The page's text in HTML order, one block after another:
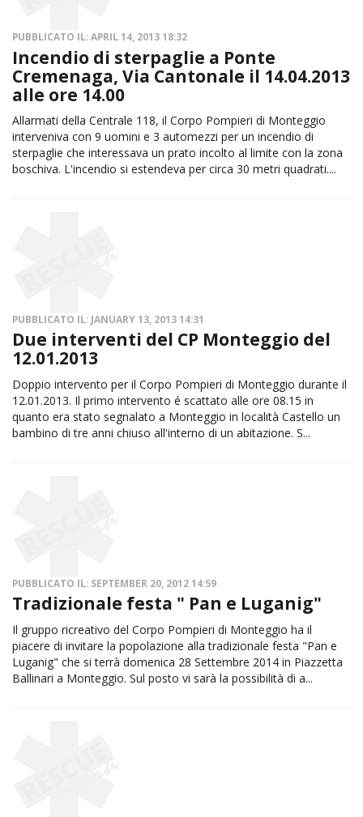
PUBBLICATO IL: APRIL 14, 2013 18:32
Incendio di sterpaglie a Ponte
Cremenaga, Via Cantonale il 14.04.2013
alle ore 14.00
Allarmati della Centrale 118, il Corpo Pompieri di Monteggio
interveniva con 9 uomini e 3 automezzi per un incendio di
sterpaglie che interessava un prato incolto al limite con la zona
boschiva. L'incendio si estendeva per circa 30 metri quadrati....
PUBBLICATO IL: JANUARY 13, 2013 14:31
Due interventi del CP Monteggio del
12.01.2013
Doppio intervento per il Corpo Pompieri di Monteggio durante il
12.01.2013. Il primo intervento é scattato alle ore 08.15 in
quanto era stato segnalato a Monteggio in località Castello un
bambino di tre anni chiuso all'interno di un abitazione. S...
PUBBLICATO IL: SEPTEMBER 20, 2012 14:59
Tradizionale festa " Pan e Luganig"
Il gruppo ricreativo del Corpo Pompieri di Monteggio ha il
piacere di invitare la popolazione alla tradizionale festa "Pan e
Luganig" che si terrà domenica 28 Settembre 2014 in Piazzetta
Ballinari a Monteggio. Sul posto vi sarà la possibilità di a...